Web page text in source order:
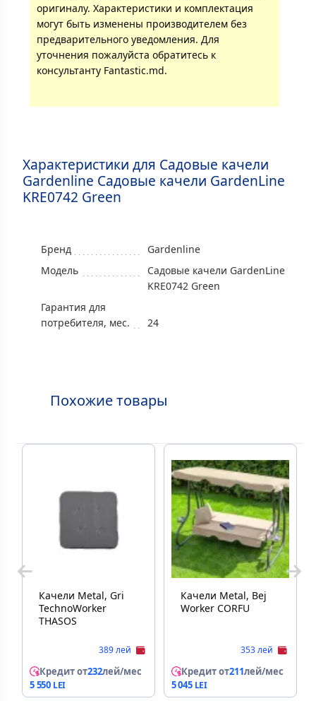
оригиналу. Характеристики и комплектация
могут быть изменены производителем без
предварительного уведомления. Для
уточнения пожалуйста обратитесь к
консультанту Fantastic.md.
Характеристики для Садовые качели
Gardenline Садовые качели GardenLine
KRE0742 Green
Бренд
Gardenline
Модель
Садовые качели GardenLine
KRE0742 Green
Гарантия для
потребителя, мес.
24
Похожие товары
Качели Metal, Gri
TechnoWorker
THASOS
389 лей
Кредит от232лей/мес
5 550
Качели Metal, Bej
Worker CORFU
353 лей
Кредит от211лей/мес
5 045